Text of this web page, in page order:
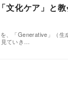
化ケア」と教
、「Generative」（生
ていき…